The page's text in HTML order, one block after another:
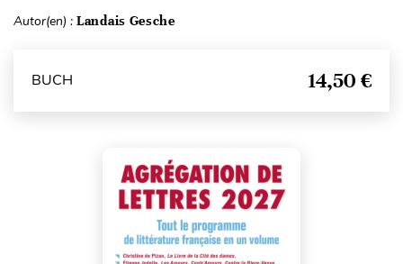
Autor(en) : Landais Gesche
BUCH 14,50 €